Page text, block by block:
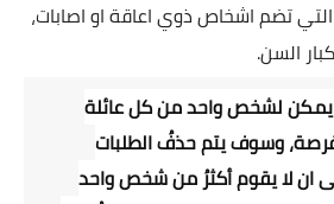
التي تضم اشخاص ذوي اعاقة او اصابات،
السن.
لشخص واحد من كل عائلة
وسوف يتم حذفُ الطلبات
ان لا يقوم أكثرُ من شخص واحد